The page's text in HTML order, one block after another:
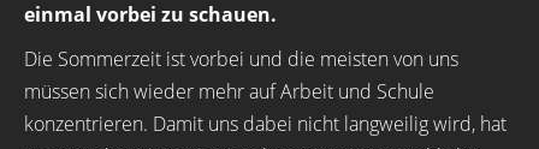
einmal vorbei zu schauen.
Die Sommerzeit ist vorbei und die meisten von uns
müssen sich wieder mehr auf Arbeit und Schule
konzentrieren. Damit uns dabei nicht langweilig wird, hat